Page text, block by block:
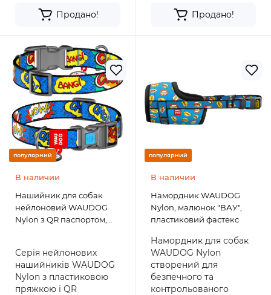
Продано! Продано!
популярний
В наличии
Нашийник для собак
нейлоновий WAUDOG
Nylon з QR паспортом,
Серія нейлонових
нашийників WAUDOG
Nylon з пластиковою
пряжкою і QR
популярний
В наличии
Намордник WAUDOG
Nylon, малюнок "ВАУ",
пластиковий фастекс
Намордник для собак
WAUDOG Nylon
створений для
безпечного та
контрольованого